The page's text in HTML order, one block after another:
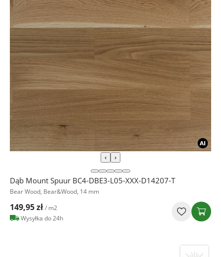
‹ ›
Dąb Mount Spuur BC4-DBE3-L05-XXX-D14207-T
Bear Wood, Bear&Wood, 14 mm
149,95 zł / m2
Wysyłka do 24h